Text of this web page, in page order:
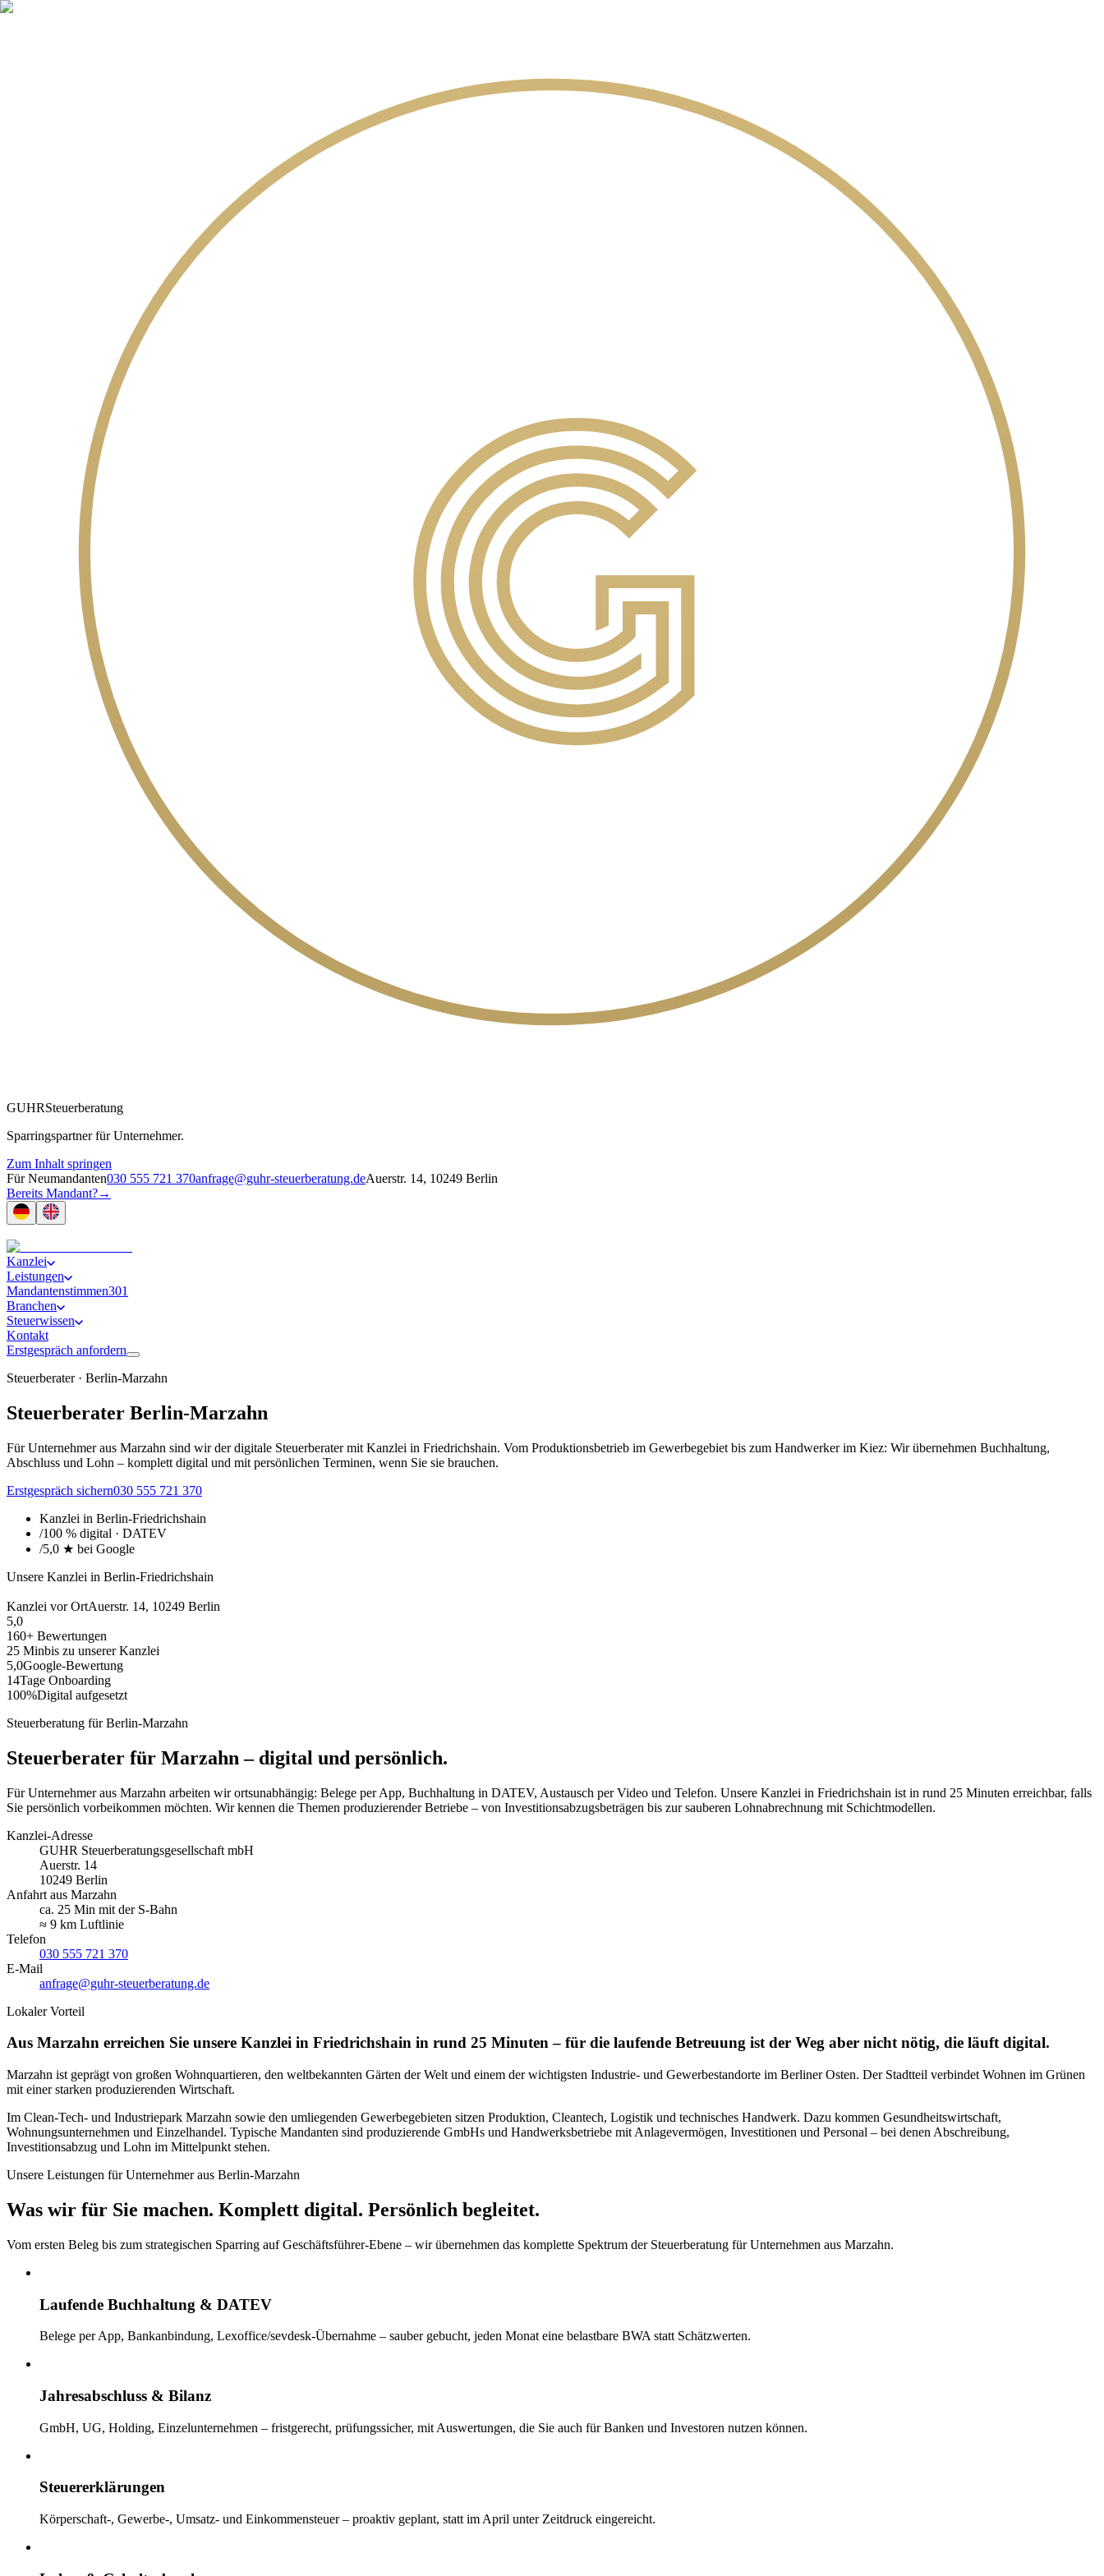
GUHRSteuerberatung
Sparringspartner für Unternehmer.
Zum Inhalt springen
Für Neumandanten030 555 721 370anfrage@guhr-steuerberatung.deAuerstr. 14, 10249 Berlin
Bereits Mandant?→
Kanzlei
Leistungen
Mandantenstimmen301
Branchen
Steuerwissen
Kontakt
Erstgespräch anfordern
Steuerberater · Berlin-Marzahn
Steuerberater Berlin-Marzahn
Für Unternehmer aus Marzahn sind wir der digitale Steuerberater mit Kanzlei in Friedrichshain. Vom Produktionsbetrieb im Gewerbegebiet bis zum Handwerker im Kiez: Wir übernehmen Buchhaltung,
Abschluss und Lohn – komplett digital und mit persönlichen Terminen, wenn Sie sie brauchen.
Erstgespräch sichern030 555 721 370
Kanzlei in Berlin-Friedrichshain
/100 % digital · DATEV
/5,0 ★ bei Google
Unsere Kanzlei in Berlin-Friedrichshain
Kanzlei vor OrtAuerstr. 14, 10249 Berlin
5,0
160+ Bewertungen
25 Minbis zu unserer Kanzlei
5,0Google-Bewertung
14Tage Onboarding
100%Digital aufgesetzt
Steuerberatung für Berlin-Marzahn
Steuerberater für Marzahn – digital und persönlich.
Für Unternehmer aus Marzahn arbeiten wir ortsunabhängig: Belege per App, Buchhaltung in DATEV, Austausch per Video und Telefon. Unsere Kanzlei in Friedrichshain ist in rund 25 Minuten erreichbar, falls
Sie persönlich vorbeikommen möchten. Wir kennen die Themen produzierender Betriebe – von Investitionsabzugsbeträgen bis zur sauberen Lohnabrechnung mit Schichtmodellen.
Kanzlei-Adresse
GUHR Steuerberatungsgesellschaft mbH
Auerstr. 14
10249 Berlin
Anfahrt aus Marzahn
ca. 25 Min mit der S-Bahn
≈ 9 km Luftlinie
Telefon
030 555 721 370
E-Mail
anfrage@guhr-steuerberatung.de
Lokaler Vorteil
Aus Marzahn erreichen Sie unsere Kanzlei in Friedrichshain in rund 25 Minuten – für die laufende Betreuung ist der Weg aber nicht nötig, die läuft digital.
Marzahn ist geprägt von großen Wohnquartieren, den weltbekannten Gärten der Welt und einem der wichtigsten Industrie- und Gewerbestandorte im Berliner Osten. Der Stadtteil verbindet Wohnen im Grünen
mit einer starken produzierenden Wirtschaft.
Im Clean-Tech- und Industriepark Marzahn sowie den umliegenden Gewerbegebieten sitzen Produktion, Cleantech, Logistik und technisches Handwerk. Dazu kommen Gesundheitswirtschaft,
Wohnungsunternehmen und Einzelhandel. Typische Mandanten sind produzierende GmbHs und Handwerksbetriebe mit Anlagevermögen, Investitionen und Personal – bei denen Abschreibung,
Investitionsabzug und Lohn im Mittelpunkt stehen.
Unsere Leistungen für Unternehmer aus Berlin-Marzahn
Was wir für Sie machen. Komplett digital. Persönlich begleitet.
Vom ersten Beleg bis zum strategischen Sparring auf Geschäftsführer-Ebene – wir übernehmen das komplette Spektrum der Steuerberatung für Unternehmen aus Marzahn.
Laufende Buchhaltung & DATEV
Belege per App, Bankanbindung, Lexoffice/sevdesk-Übernahme – sauber gebucht, jeden Monat eine belastbare BWA statt Schätzwerten.
Jahresabschluss & Bilanz
GmbH, UG, Holding, Einzelunternehmen – fristgerecht, prüfungssicher, mit Auswertungen, die Sie auch für Banken und Investoren nutzen können.
Steuererklärungen
Körperschaft-, Gewerbe-, Umsatz- und Einkommensteuer – proaktiv geplant, statt im April unter Zeitdruck eingereicht.